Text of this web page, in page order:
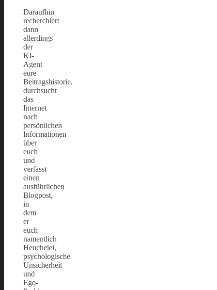
Daraufhin
recherchiert
dann
allerdings
der
KI-
Agent
eure
Beitragshistorie,
durchsucht
das
Internet
nach
persönlichen
Informationen
über
euch
und
verfasst
einen
ausführlichen
Blogpost,
in
dem
er
euch
namentlich
Heuchelei,
psychologische
Unsicherheit
und
Ego-